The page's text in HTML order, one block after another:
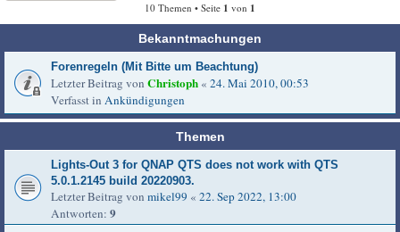
10 Themen • Seite 1 von 1
Bekanntmachungen
Forenregeln (Mit Bitte um Beachtung)
Letzter Beitrag von Christoph « 24. Mai 2010, 00:53
Verfasst in Ankündigungen
Themen
Lights-Out 3 for QNAP QTS does not work with QTS
5.0.1.2145 build 20220903.
Letzter Beitrag von mikel99 « 22. Sep 2022, 13:00
Antworten: 9